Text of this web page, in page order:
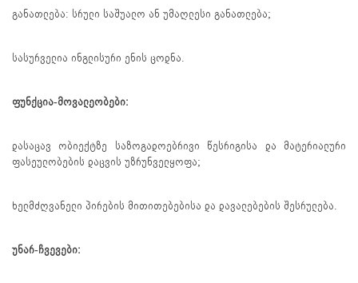
განათლება: სრული საშუალო ან უმაღლესი განათლება;
სასურველია ინგლისური ენის ცოდნა.
ფუნქცია-მოვალეობები:
დასაცავ ობიექტზე საზოგადოებრივი წესრიგისა და მატერიალური
ფასეულობების დაცვის უზრუნველყოფა;
ხელმძღვანელი პირების მითითებებისა და დავალებების შესრულება.
უნარ-ჩვევები: